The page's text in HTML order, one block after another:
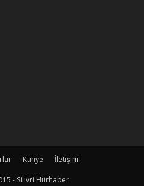
Künye
İletişim
- Silivri Hürhaber